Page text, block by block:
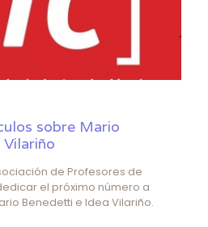
sobre Mario
de Profesores de
el próximo número a
Benedetti e Idea Vilariño.